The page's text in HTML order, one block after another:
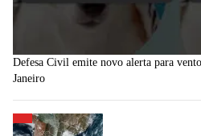
Defesa Civil emite novo alerta para
Janeiro